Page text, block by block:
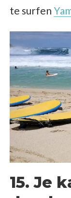
te surfen
15. Je